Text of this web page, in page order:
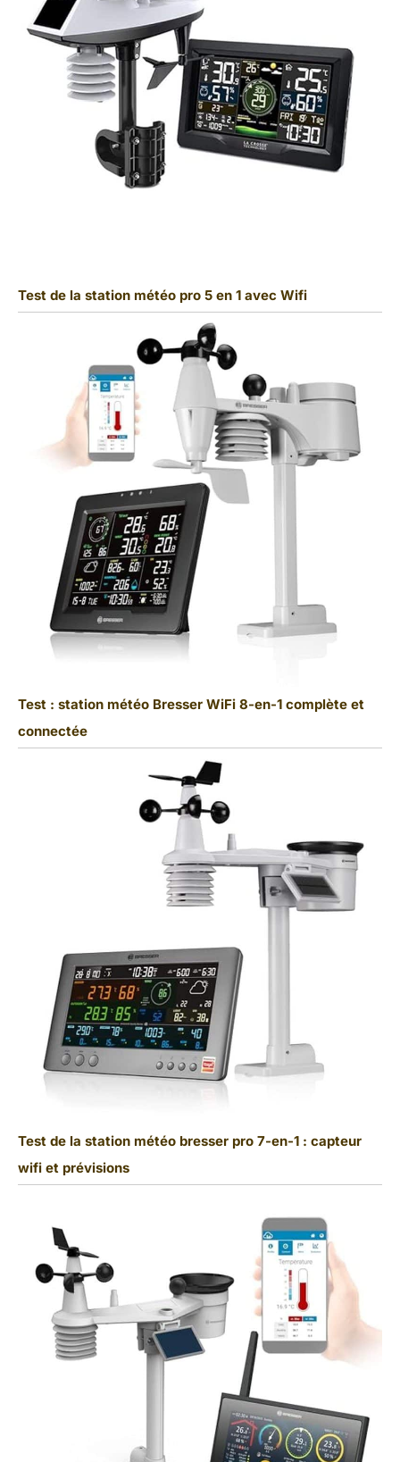
Test de la station météo pro 5 en 1 avec Wifi
Test : station météo Bresser WiFi 8-en-1 complète et
connectée
Test de la station météo bresser pro 7-en-1 : capteur
wifi et prévisions